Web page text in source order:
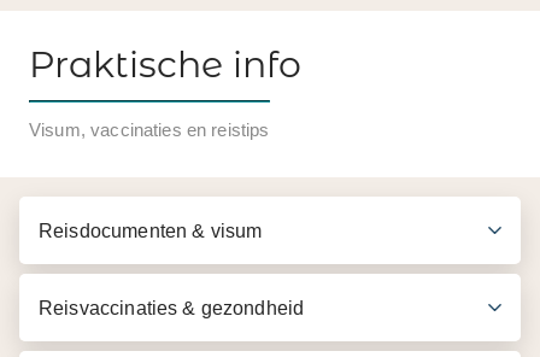
Inbegrepen in de prijs
Horton Plains v.v.
Airconditioning auto met chauffeur
Wandeling over goed begaanbare wandelpaden van
3 uur naar World's End en Baker Falls
Praktische info
Visum, vaccinaties en reistips
Reisdocumenten & visum
Reisvaccinaties & gezondheid